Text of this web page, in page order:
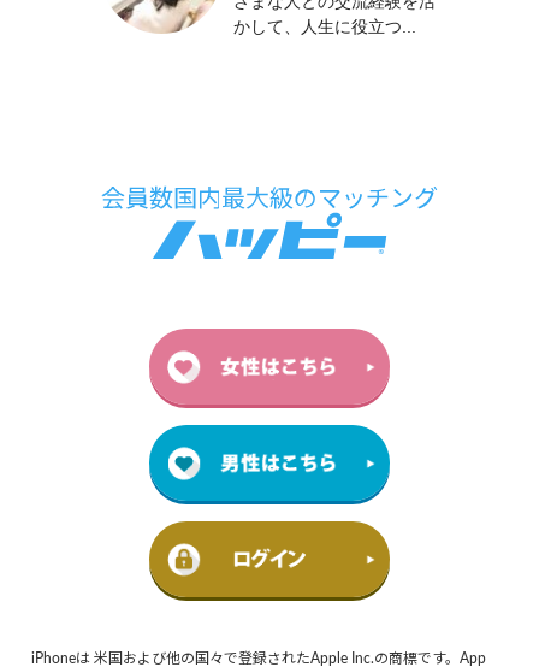
かして、人生に役立つ...
iPhoneは 米国および他の国々で登録されたApple Inc.の商標です。App